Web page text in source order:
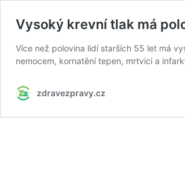
Vysoký krevní tlak má
Více než polovina lidí starších 55 let má
nemocem, kornatění tepen, mrtvici a
zdravezpravy.cz